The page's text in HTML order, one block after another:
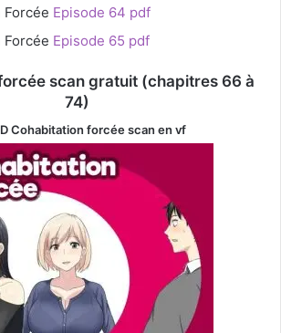
Forcée Episode 64 pdf
Forcée Episode 65 pdf
scan gratuit (chapitres 66 à
74)
Cohabitation forcéescan en vf